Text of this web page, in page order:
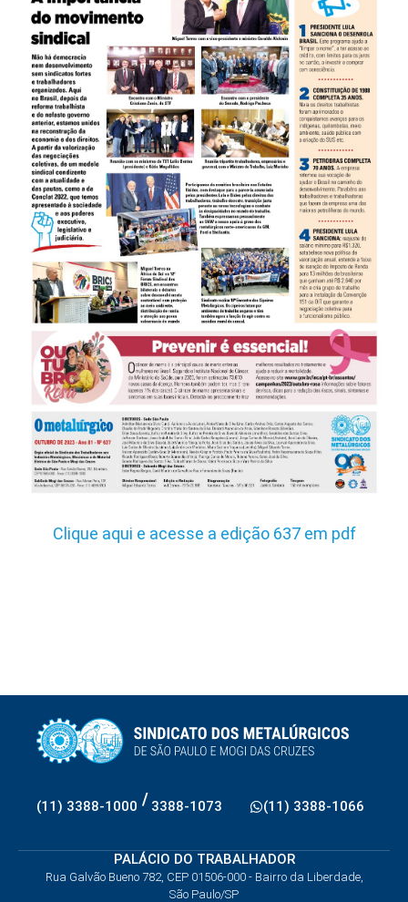
Clique aqui e acesse a edição 637 em pdf
(11) 3388-1000 / 3388-1073 (11) 3388-1066
PALÁCIO DO TRABALHADOR
Rua Galvão Bueno 782, CEP 01506-000 - Bairro da Liberdade,
São Paulo/SP